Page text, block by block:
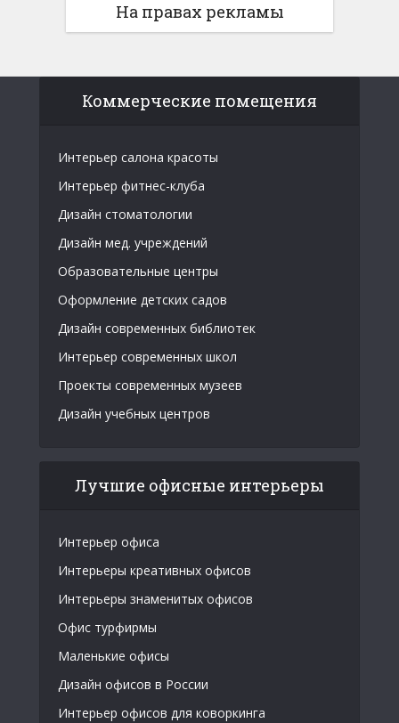
На правах рекламы
Коммерческие помещения
Интерьер салона красоты
Интерьер фитнес-клуба
Дизайн стоматологии
Дизайн мед. учреждений
Образовательные центры
Оформление детских садов
Дизайн современных библиотек
Интерьер современных школ
Проекты современных музеев
Дизайн учебных центров
Лучшие офисные интерьеры
Интерьер офиса
Интерьеры креативных офисов
Интерьеры знаменитых офисов
Офис турфирмы
Маленькие офисы
Дизайн офисов в России
Интерьер офисов для коворкинга